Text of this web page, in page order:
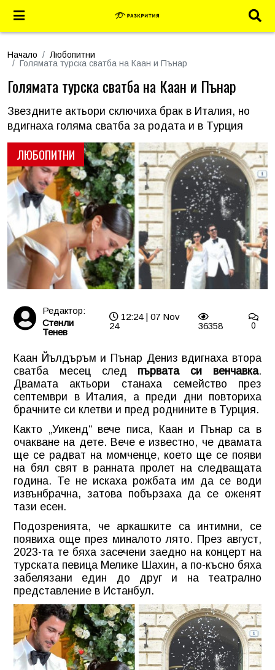
Начало
Любопитни
Голямата турска сватба на Каан и Пънар
ЛЮБОПИТНИ
Голямата турска сватба на Каан и Пънар
Звездните актьори сключиха брак в Италия, но
вдигнаха голяма сватба за родата и в Турция
Редактор:
Стенли
Тенев
12:24 | 07 Nov
24
36358 0
Каан Йълдъръм и Пънар Дениз вдигнаха втора
сватба месец след първата си венчавка.
Двамата актьори станаха семейство през
септември в Италия, а преди дни повториха
брачните си клетви и пред роднините в Турция.
Както „Уикенд“ вече писа, Каан и Пънар са в
очакване на дете. Вече е известно, че двамата
ще се радват на момченце, което ще се появи
на бял свят в ранната пролет на следващата
година. Те не искаха рожбата им да се води
извънбрачна, затова побързаха да се оженят
тази есен.
Подозренията, че аркашките са интимни, се
появиха още през миналото лято. През август,
2023-та те бяха засечени заедно на концерт на
турската певица Мелике Шахин, а по-късно бяха
забелязани един до друг и на театрално
представление в Истанбул.